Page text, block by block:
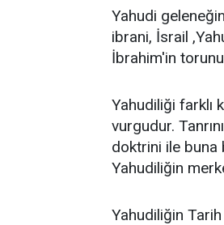
Yahudi
ibrani, İsrail
İbrahim'in torunu
Yahudiliği farklı
vurgudur.
doktrini ile buna
Yahudiliğin
Yahudiliğin